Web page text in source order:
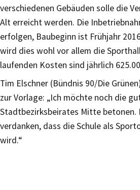
verschiedenen Gebäuden solle die
Alt erreicht werden. Die
erfolgen, Baubeginn ist Frühjahr
wird dies wohl vor allem die
laufenden Kosten sind jährlich
Tim Elschner (Bündnis 90/Die
zur Vorlage: „Ich möchte noch die
Stadtbezirksbeirates Mitte betonen.
verdanken, dass die Schule als
wird.“